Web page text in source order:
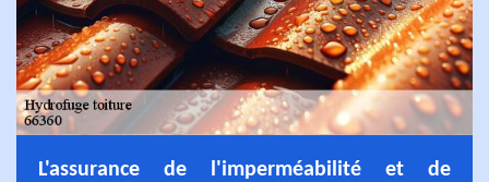
L'assurance de l'imperméabilité et de